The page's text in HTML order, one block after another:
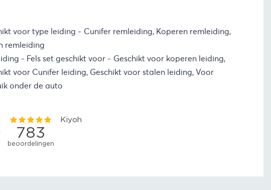
voor type leiding
Cunifer remleiding, Koperen remleiding,
remleiding
- Fels set geschikt voor
Geschikt voor koperen leiding,
voor Cunifer leiding, Geschikt voor stalen leiding, Voor
onder de auto